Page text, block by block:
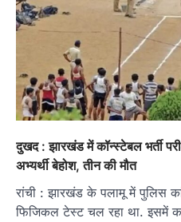
दुखद : झारखंड में कॉन्स्टेबल भर्ती
अभ्यर्थी बेहोश, तीन की मौत
रांची : झारखंड के पलामू में पुलिस
फिजिकल टेस्ट चल रहा था. इसमें